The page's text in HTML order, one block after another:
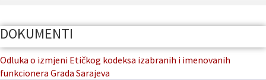
DOKUMENTI
Odluka o izmjeni Etičkog kodeksa izabranih i imenovanih
funkcionera Grada Sarajeva